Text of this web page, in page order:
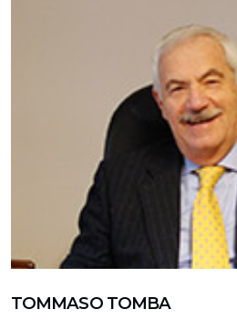
TOMMASO TOMBA